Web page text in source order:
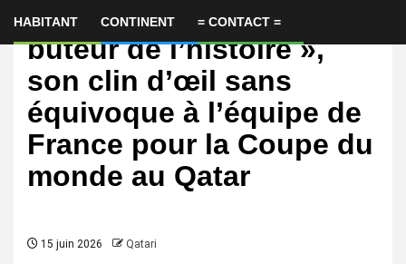
HABITANT CONTINENT = CONTACT =
Patrick Bruel : « Meilleur
buteur de l’histoire »,
son clin d’œil sans
équivoque à l’équipe de
France pour la Coupe du
monde au Qatar
15 juin 2026 Qatari